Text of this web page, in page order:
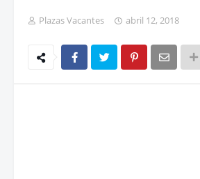
Plazas Vacantes abril 12, 2018